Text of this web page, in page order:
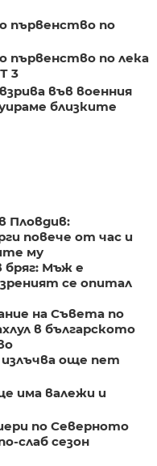
първенство по
първенство по лека
3
във военния
близките
Пловдив:
повече от час и
му
бряг: Мъж е
се опитал
на Съвета по
в българското
излъчва още пет
има валежи и
по Северното
слаб сезон